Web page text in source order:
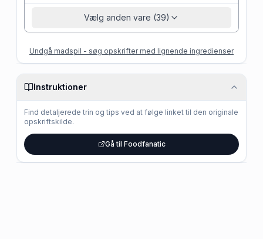
Vælg anden vare (39)
Undgå madspil - søg opskrifter med lignende ingredienser
Instruktioner
Find detaljerede trin og tips ved at følge linket til den originale
opskriftskilde.
Gå til Foodfanatic